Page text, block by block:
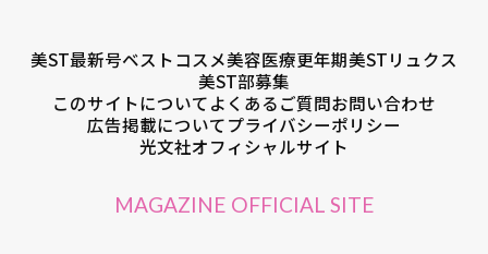
美ST最新号ベストコスメ美容医療更年期美STリュクス
美ST部募集
このサイトについてよくあるご質問お問い合わせ
広告掲載についてプライバシーポリシー
光文社オフィシャルサイト
MAGAZINE OFFICIAL SITE